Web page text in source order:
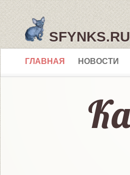
SFYNKS.RU
ГЛАВНАЯ НОВОСТИ